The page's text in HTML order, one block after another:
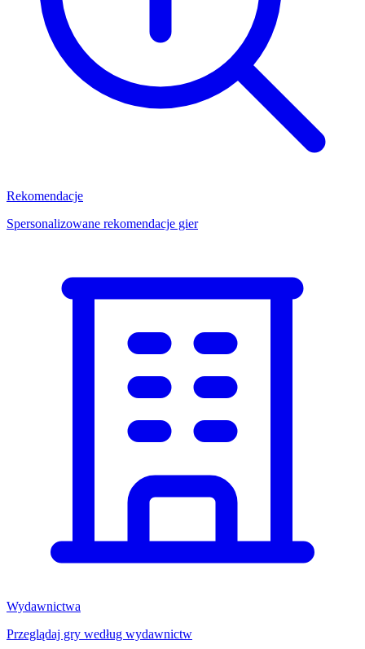
Rekomendacje
Spersonalizowane rekomendacje gier
Wydawnictwa
Przeglądaj gry według wydawnictw